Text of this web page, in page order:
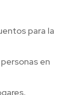
para la
en